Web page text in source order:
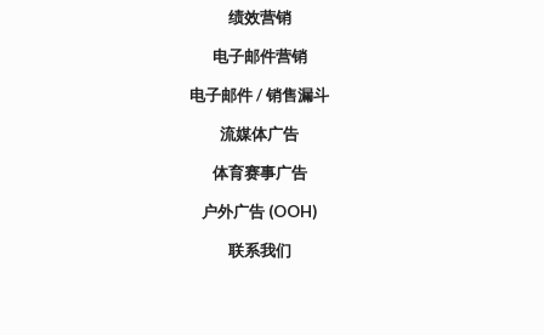
绩效营销
电子邮件营销
电子邮件 / 销售漏斗
流媒体广告
体育赛事广告
户外广告 (OOH)
联系我们